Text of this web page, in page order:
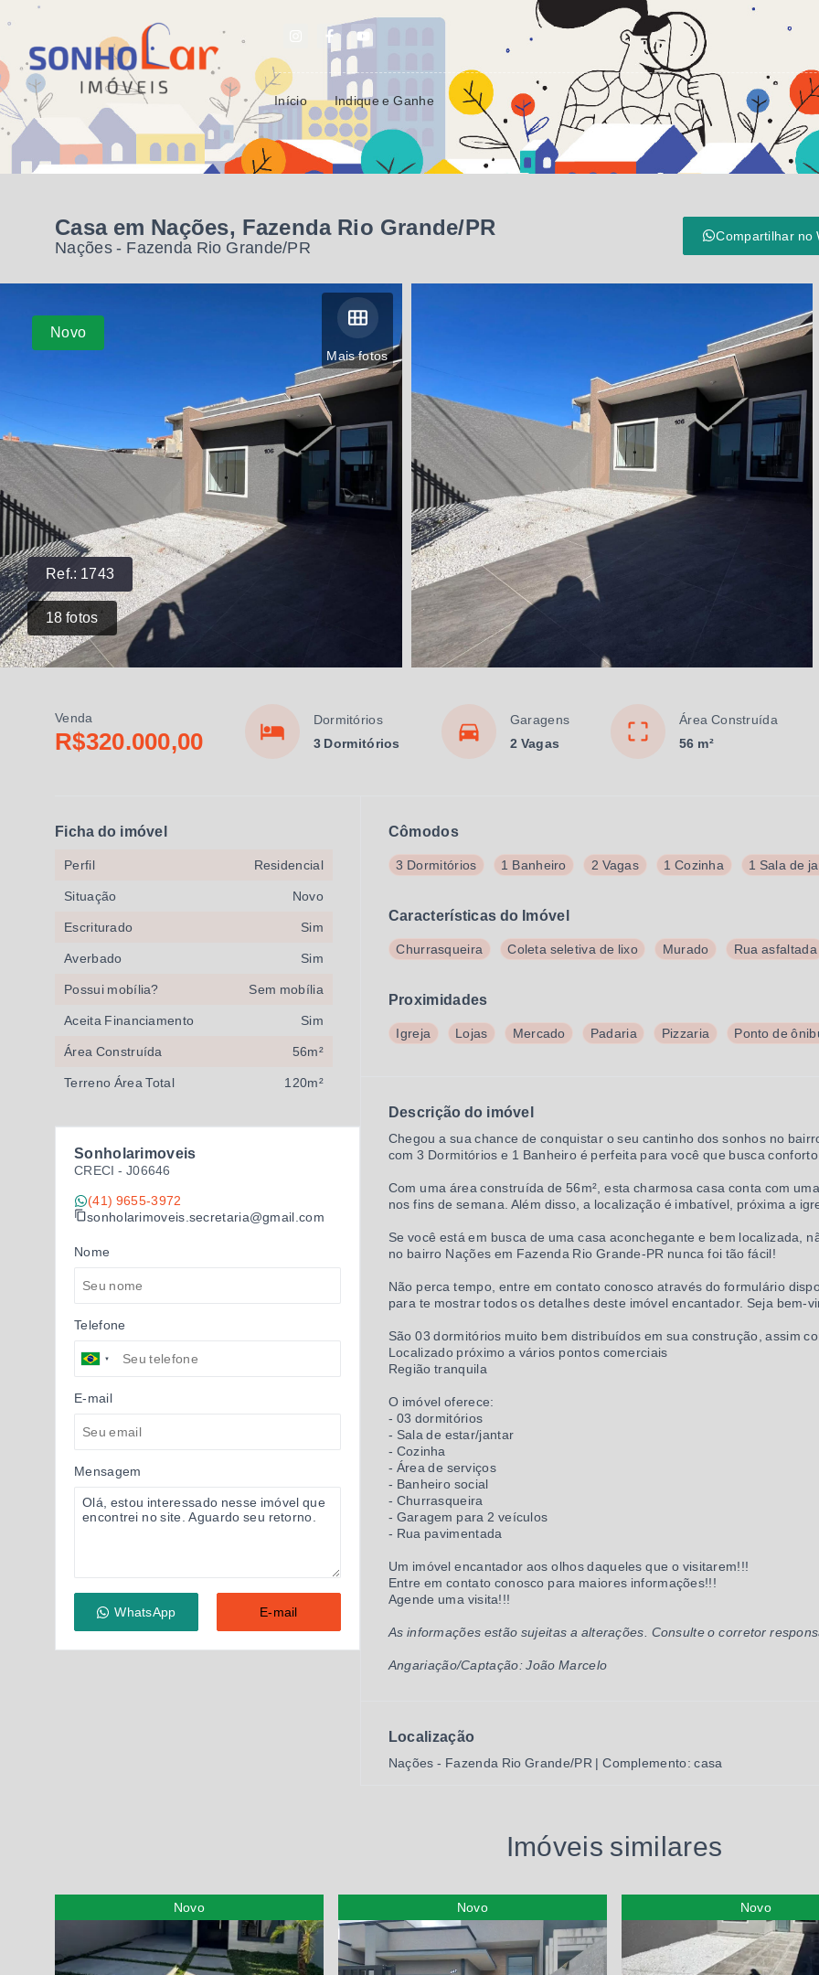
Início Indique e Ganhe
Casa em Nações, Fazenda Rio Grande/PR
Nações - Fazenda Rio Grande/PR
Compartilhar no
Ref.: 1743
18 fotos
Mais fotos
Novo
Venda
R$320.000,00
Dormitórios
3 Dormitórios
Garagens
2 Vagas
Área Construída
56 m²
Cômodos
3 Dormitórios 1 Banheiro 2 Vagas 1 Cozinha 1 Sala de
Características do Imóvel
Churrasqueira Coleta seletiva de lixo Murado Rua asfaltada
Proximidades
Igreja Lojas Mercado Padaria Pizzaria Ponto de
Descrição do imóvel
Chegou a sua chance de conquistar o seu cantinho dos sonhos no
com 3 Dormitórios e 1 Banheiro é perfeita para você que busca
Com uma área construída de 56m², esta charmosa casa conta com
nos fins de semana. Além disso, a localização é imbatível, próxima a
Se você está em busca de uma casa aconchegante e bem localizada,
no bairro Nações em Fazenda Rio Grande-PR nunca foi tão fácil!
Não perca tempo, entre em contato conosco através do formulário
para te mostrar todos os detalhes deste imóvel encantador. Seja bem-
São 03 dormitórios muito bem distribuídos em sua construção, assim
Localizado próximo a vários pontos comerciais
Região tranquila
O imóvel oferece:
- 03 dormitórios
- Sala de estar/jantar
- Cozinha
- Área de serviços
- Banheiro social
- Churrasqueira
- Garagem para 2 veículos
- Rua pavimentada
Um imóvel encantador aos olhos daqueles que o visitarem!!!
Entre em contato conosco para maiores informações!!!
Agende uma visita!!!
As informações estão sujeitas a alterações. Consulte o corretor
Angariação/Captação: João Marcelo
Localização
Nações - Fazenda Rio Grande/PR | Complemento: casa
Ficha do imóvel
Perfil Residencial
Situação Novo
Escriturado Sim
Averbado Sim
Possui mobília? Sem mobília
Aceita Financiamento Sim
Área Construída 56m²
Terreno Área Total 120m²
Sonholarimoveis
CRECI - J06646
(41) 9655-3972
sonholarimoveis.secretaria@gmail.com
Nome
Telefone
E-mail
Mensagem
WhatsApp E-mail
Imóveis similares
Novo Novo Novo